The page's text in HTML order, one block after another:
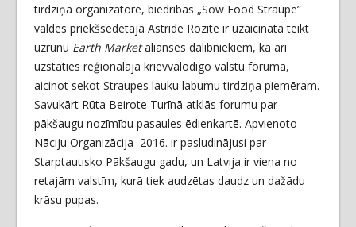
tirdziņa organizatore, biedrības „Sow Food Straupe”
valdes priekšsēdētāja Astrīde Rozīte ir uzaicināta teikt
uzrunu Earth Marketalianses dalībniekiem, kā arī
uzstāties reģionālajā krievvalodīgo valstu forumā,
aicinot sekot Straupes lauku labumu tirdziņa piemēram.
Savukārt Rūta Beirote Turīnā atklās forumu par
pākšaugu nozīmību pasaules ēdienkartē. Apvienoto
Nāciju Organizācija 2016. ir pasludinājusi par
Starptautisko Pākšaugu gadu, un Latvija ir viena no
retajām valstīm, kurā tiek audzētas daudz un dažādu
krāsu pupas.